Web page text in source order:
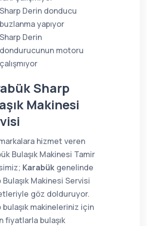
Sharp Derin donducu
buzlanma yapıyor
Sharp Derin
dondurucunun motoru
çalışmıyor
Sharp
Makinesi
hizmet veren
Bulaşık Makinesi Tamir
Karabük genelinde
Bulaşık Makinesi Servisi
göz dolduruyor.
bulaşık makineleriniz için
fiyatlarla bulaşık